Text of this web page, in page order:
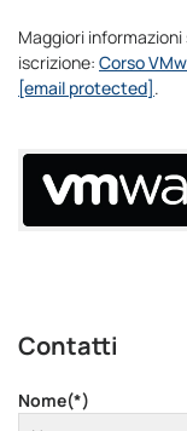
Maggiori
iscrizione: Corso
[email protected].
Contatti
Nome(*)